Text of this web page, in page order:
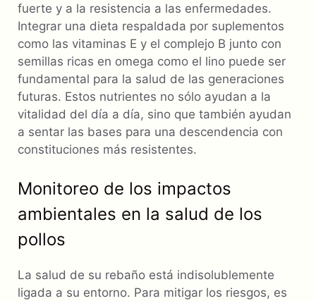
fuerte y a la resistencia a las enfermedades.
Integrar una dieta respaldada por suplementos
como las vitaminas E y el complejo B junto con
semillas ricas en omega como el lino puede ser
fundamental para la salud de las generaciones
futuras. Estos nutrientes no sólo ayudan a la
vitalidad del día a día, sino que también ayudan
a sentar las bases para una descendencia con
constituciones más resistentes.
Monitoreo de los impactos
ambientales en la salud de los
pollos
La salud de su rebaño está indisolublemente
ligada a su entorno. Para mitigar los riesgos, es